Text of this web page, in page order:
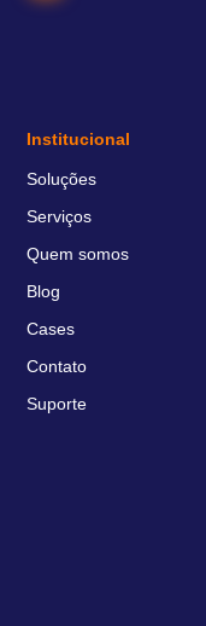
Institucional
Soluções
Serviços
Quem somos
Blog
Cases
Contato
Suporte